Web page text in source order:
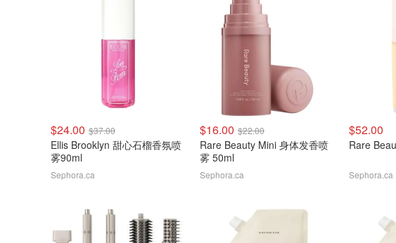
$24.00 $37.00
Ellis Brooklyn 甜心石榴香氛喷
雾90ml
Sephora.ca
$16.00 $22.00
Rare Beauty Mini 身体发香喷
雾 50ml
Sephora.ca
$52.00
Rare
Sephora.ca